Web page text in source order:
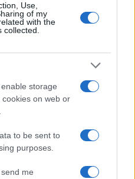
Use,
of my
with the
storage
on web or
to be sent to
purposes.
me